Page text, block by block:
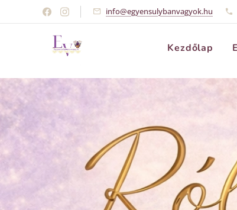
info@egyensulybanvagyok.hu
Kezdőlap